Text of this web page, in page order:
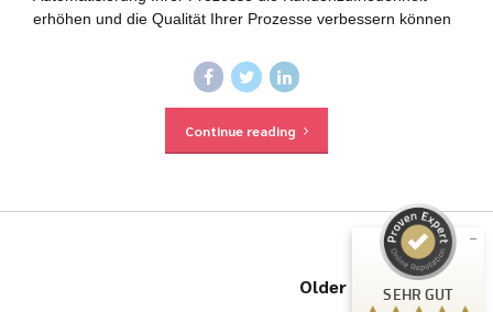
erhöhen und die Qualität Ihrer Prozesse verbessern können
Continue reading
Older PostsSEHR GUT
Kundenbewertungen und Erfahrungen zu
julian-funke.de
SEHR GUT
Bewertungen auf ProvenExpert.com